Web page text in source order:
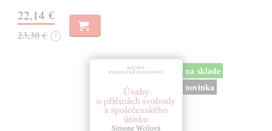
22,14 €
23,30 € ?
na sklade
novinka